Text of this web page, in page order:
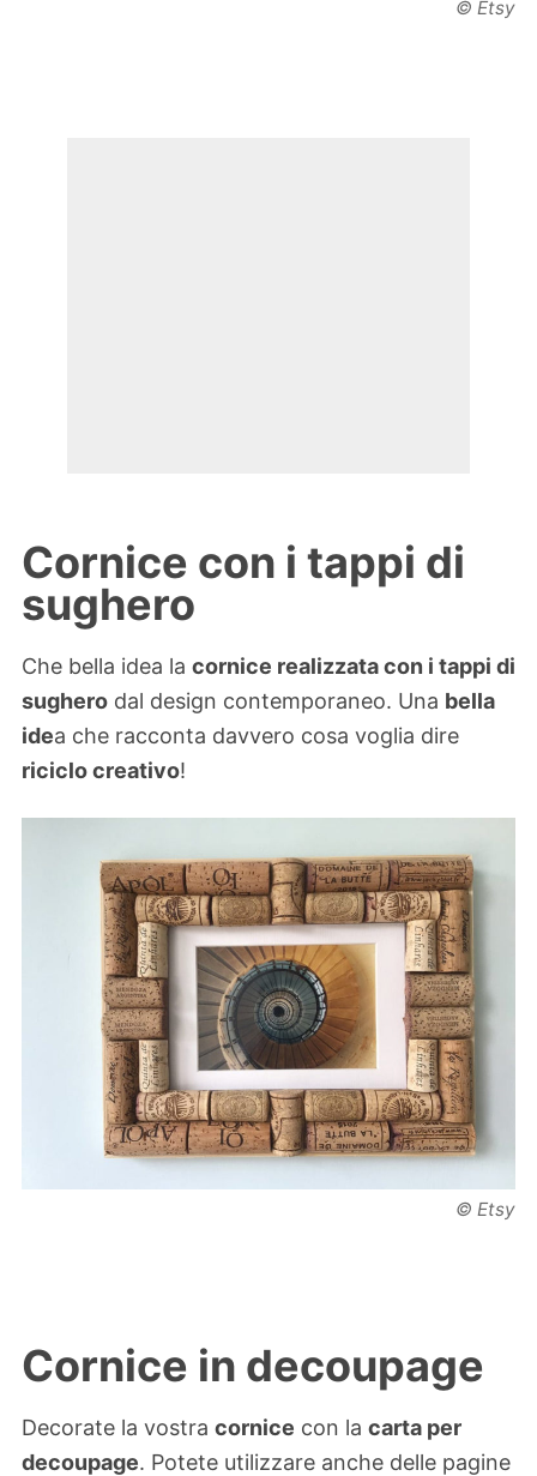
© Etsy
Cornice con i tappi di
sughero
Che bella idea la cornice realizzata con i tappi di
sughero dal design contemporaneo. Una bella
idea che racconta davvero cosa voglia dire
riciclo creativo!
© Etsy
Cornice in decoupage
Decorate la vostra cornice con la carta per
decoupage. Potete utilizzare anche delle pagine